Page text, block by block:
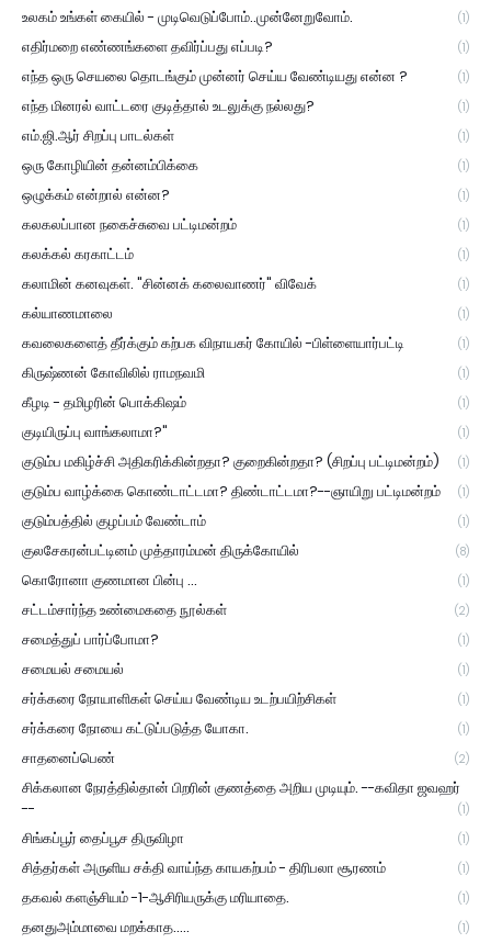
உலகம் உங்கள் கையில் - முடிவெடுப்போம்..முன்னேறுவோம். (1)
எதிர்மறை எண்ணங்களை தவிர்ப்பது எப்படி? (1)
எந்த ஒரு செயலை தொடங்கும் முன்னர் செய்ய வேண்டியது என்ன ? (1)
எந்த மினரல் வாட்டரை குடித்தால் உடலுக்கு நல்லது? (1)
எம்.ஜி.ஆர் சிறப்பு பாடல்கள் (1)
ஒரு கோழியின் தன்னம்பிக்கை (1)
ஒழுக்கம் என்றால் என்ன? (1)
கலகலப்பான நகைச்சுவை பட்டிமன்றம் (1)
கலக்கல் கரகாட்டம் (1)
கலாமின் கனவுகள். "சின்னக் கலைவாணர்" விவேக் (1)
கல்யாணமாலை (1)
கவலைகளைத் தீர்க்கும் கற்பக விநாயகர் கோயில் -பிள்ளையார்பட்டி (1)
கிருஷ்ணன் கோவிலில் ராமநவமி (1)
கீழடி - தமிழரின் பொக்கிஷம் (1)
குடியிருப்பு வாங்கலாமா?" (1)
குடும்ப மகிழ்ச்சி அதிகரிக்கின்றதா? குறைகின்றதா? (சிறப்பு பட்டிமன்றம்) (1)
குடும்ப வாழ்க்கை கொண்டாட்டமா? திண்டாட்டமா?--ஞாயிறு பட்டிமன்றம் (1)
குடும்பத்தில் குழப்பம் வேண்டாம் (1)
குலசேகரன்பட்டினம் முத்தாரம்மன் திருக்கோயில் (8)
கொரோனா குணமான பின்பு ... (1)
சட்டம்சார்ந்த உண்மைகதை நூல்கள் (2)
சமைத்துப் பார்ப்போமா? (1)
சமையல் சமையல் (1)
சர்க்கரை நோயாளிகள் செய்ய வேண்டிய உடற்பயிற்சிகள் (1)
சர்க்கரை நோயை கட்டுப்படுத்த யோகா. (1)
சாதனைப்பெண் (2)
சிக்கலான நேரத்தில்தான் பிறரின் குணத்தை அறிய முடியும். --கவிதா ஜவஹர்
--
(1)
சிங்கப்பூர் தைப்பூச திருவிழா (1)
சித்தர்கள் அருளிய சக்தி வாய்ந்த காயகற்பம் - திரிபலா சூரணம் (1)
தகவல் களஞ்சியம் -1-ஆசிரியருக்கு மரியாதை. (1)
தனதுஅம்மாவை மறக்காத..... (1)